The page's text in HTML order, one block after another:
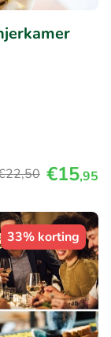
,50 €15,95
33% korting